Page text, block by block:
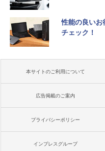
性能の良いお
チェック！
本サイトのご利用について
広告掲載のご案内
プライバシーポリシー
インプレスグループ